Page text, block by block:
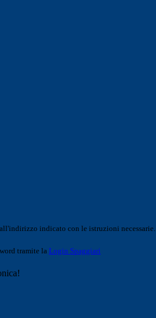
indicato con le istruzioni necessarie.
tramite la Login Spaggiari